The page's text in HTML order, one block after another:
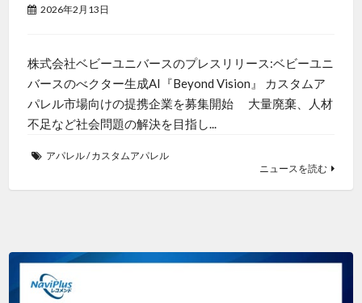
2026年2月13日
株式会社ベビーユニバースのプレスリリース:ベビーユニ
バースのべクター生成AI『Beyond Vision』 カスタムア
パレル市場向けの提携企業を募集開始 大量廃棄、人材
不足など社会問題の解決を目指し...
アパレル/カスタムアパレル
ニュースを読む